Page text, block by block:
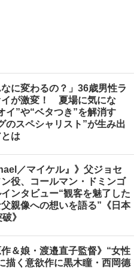
なに変わるの？」36歳男性ラ
イが激変！ 夏場に気にな
イ”や“ベタつき”を解消す
のスペシャリスト”が生み出
は
／マイケル』》父ジョセ
役、コールマン・ドミンゴ
ンタビュー“観客を魅了した
親像への想いを語る”《日本
》
作＆娘・渡邉直子監督》“女性
描く意欲作に黒木瞳・西岡德